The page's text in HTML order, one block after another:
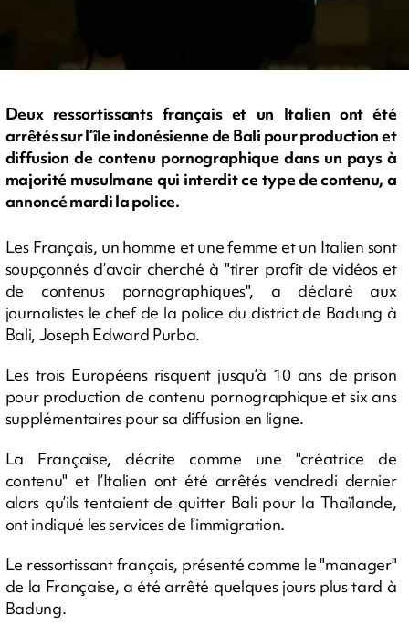
Deux ressortissants français et un Italien ont été
arrêtés sur l’île indonésienne de Bali pour production et
diffusion de contenu pornographique dans un pays à
majorité musulmane qui interdit ce type de contenu, a
annoncé mardi la police.
Les Français, un homme et une femme et un Italien sont
soupçonnés d’avoir cherché à "tirer profit de vidéos et
de contenus pornographiques", a déclaré aux
journalistes le chef de la police du district de Badung à
Bali, Joseph Edward Purba.
Les trois Européens risquent jusqu’à 10 ans de prison
pour production de contenu pornographique et six ans
supplémentaires pour sa diffusion en ligne.
La Française, décrite comme une "créatrice de
contenu" et l’Italien ont été arrêtés vendredi dernier
alors qu’ils tentaient de quitter Bali pour la Thaïlande,
ont indiqué les services de l’immigration.
Le ressortissant français, présenté comme le "manager"
de la Française, a été arrêté quelques jours plus tard à
Badung.